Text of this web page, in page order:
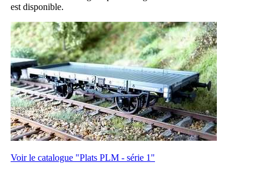
est disponible.
Voir le catalogue "Plats PLM - série 1"